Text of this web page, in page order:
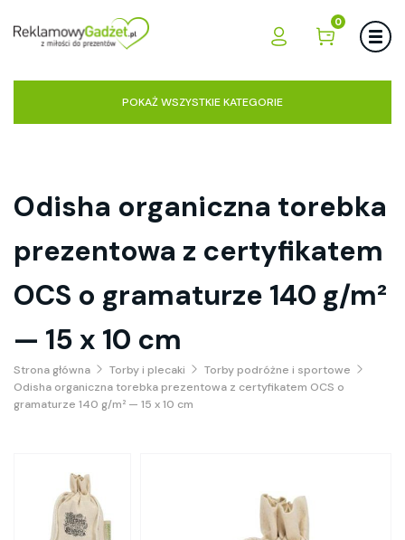
0
POKAŻ WSZYSTKIE KATEGORIE
Odisha organiczna torebka
prezentowa z certyfikatem
OCS o gramaturze 140 g/m²
— 15 x 10 cm
Strona główna Torby i plecaki
Torby podróżne i sportowe
Odisha organiczna torebka prezentowa z certyfikatem OCS o
gramaturze 140 g/m² — 15 x 10 cm